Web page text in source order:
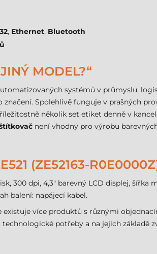
, Ethernet, Bluetooth
MODEL?“
systémů v průmyslu,
Spolehlivě funguje v prašných
několik set etiket denně v
není vhodný pro výrobu
(ZE52163-
300 dpi, 4,3" barevný LCD displej, šířka
balení: napájecí kabel.
více produktů s různými
potřeby a na jejich základě